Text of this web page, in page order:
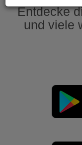
Entdecke
und viele